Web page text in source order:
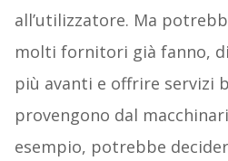
all’utilizzatore. Ma
molti fornitori già fanno,
più avanti e offrire servizi
provengono dal
esempio, potrebbe